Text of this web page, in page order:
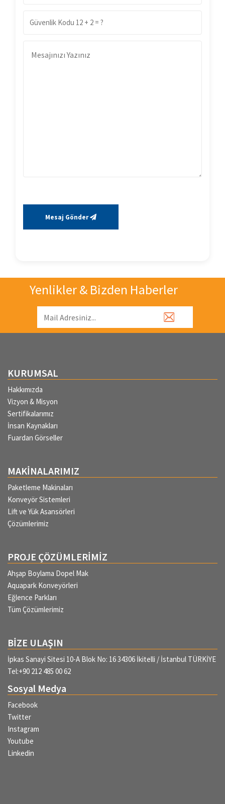
Mesaj Gönder
Yenlikler & Bizden Haberler
KURUMSAL
Hakkımızda
Vizyon & Misyon
Sertifikalarımız
İnsan Kaynakları
Fuardan Görseller
MAKİNALARIMIZ
Paketleme Makinaları
Konveyör Sistemleri
Lift ve Yük Asansörleri
Çözümlerimiz
PROJE ÇÖZÜMLERİMİZ
Ahşap Boylama Dopel Mak
Aquapark Konveyörleri
Eğlence Parkları
Tüm Çözümlerimiz
BİZE ULAŞIN
İpkas Sanayi Sitesi 10-A Blok No: 16 34306 İkitelli / İstanbul TÜRKİYE
Tel:+90 212 485 00 62
Sosyal Medya
Facebook
Twitter
Instagram
Youtube
Linkedin